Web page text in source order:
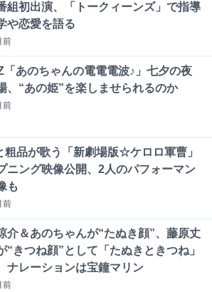
組初出演、「トークィーンズ」で指導
や恋愛を語る
前
「あのちゃんの電電電波♪」七夕の夜
、“あの姫”を楽しませられるのか
前
粗品が歌う「新劇場版☆ケロロ軍曹」
ニング映像公開、2人のパフォーマン
も
前
介＆あのちゃんが“たぬき顔”、藤原丈
“きつね顔”として「たぬきときつね」
レーションは宝鐘マリン
前